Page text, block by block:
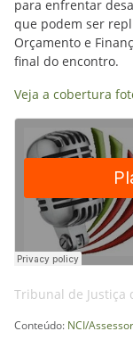
para enfrentar
que podem ser
Orçamento e
final do encontro.
Veja a cobertura
Tribunal de Justiça
Conteúdo: NCI/